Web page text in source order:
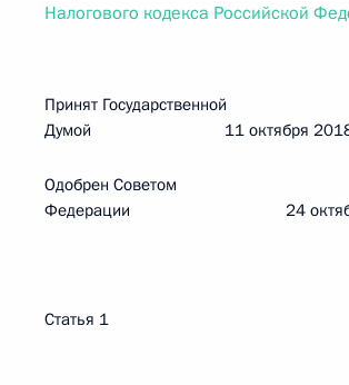
Налогового кодекса Российской
Принят Государственной
Думой 11 октября 2018
Одобрен Советом
Федерации 24 октября
Статья 1